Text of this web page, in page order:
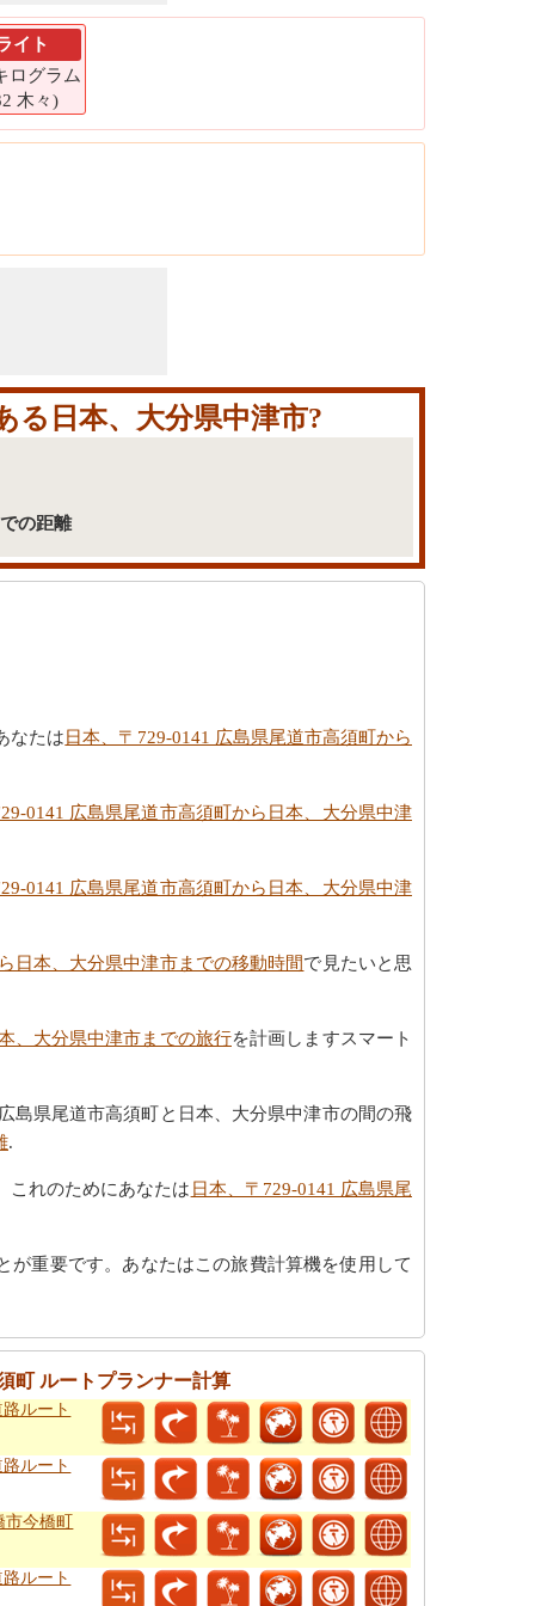
イト
ログラム
木々)
る日本、大分県中津市?
の距離
なたは日本、〒729-0141 広島県尾道市高須町から
0141 広島県尾道市高須町から日本、大分県中津
0141 広島県尾道市高須町から日本、大分県中津
日本、大分県中津市までの移動時間で見たいと思
、大分県中津市までの旅行を計画しますスマート
島県尾道市高須町と日本、大分県中津市の間の飛
.
これのためにあなたは 日本、〒729-0141 広島県尾
重要です。あなたはこの旅費計算機を使用して
町 ルートプランナー計算
ルート
ルート
市今橋町
ルート